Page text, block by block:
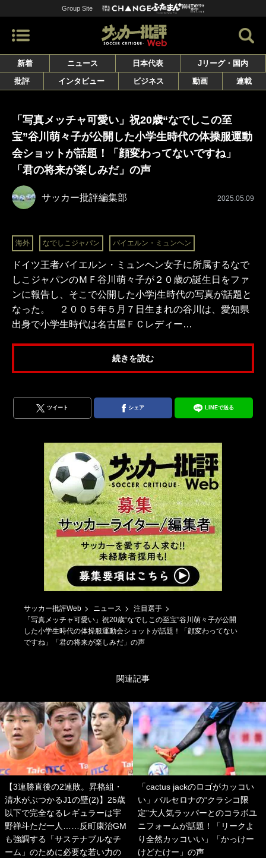
Group Site
新着 ニュース 日本代表
Jリーグ・国内
批評
インタビュー ビジネス 動画 連載
「写真メッチャ可愛い」祝20歳“なでしこの至
宝”谷川萌々子が公開した小学生時代の体操服運動
会ショットが話題！「顔変わってないですね」
「君の将来が楽しみだ」の声
サッカー批評編集部 2025.05.09
海外 なでしこジャパン バイエルン・ミュンヘン
ドイツ王者バイエルン・ミュンヘン女子に所属するなで
しこジャパンのＭＦ谷川萌々子が２０歳の誕生日をファ
ンに報告し、そこで公開した小学j生時代の写真が話題と
なった。 ２００５年５月７日生まれの谷川は、愛知県
出身で小学生時代は名古屋ＦＣレディー…
続きを読む
ツイート シェア LINEで送る
サッカー批評Web ニュース
注目選手
「写真メッチャ可愛い」祝20歳“なでしこの至宝”谷川萌々子が公開
した小学生時代の体操服運動会ショットが話題！「顔変わってない
ですね」「君の将来が楽しみだ」の声
関連記事
【3連勝直後の2連敗。昇格組・
清水がぶつかるJ1の壁(2)】25歳
以下で完全なるレギュラーは宇
野禅斗ただ一人……反町康治GM
も強調する「サステナブルなチ
ーム」のために必要な若い力の
「cactus jackのロゴがカッコい
い」バルセロナの“クラシコ限
定”大人気ラッパーとのコラボユ
ニフォームが話題！「リークよ
り全然カッコいい」「かっけー
けどたけー」の声